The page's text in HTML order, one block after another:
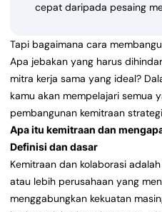
cepat daripada pesaing
Tapi bagaimana cara
Apa jebakan yang harus
mitra kerja sama yang ideal?
kamu akan mempelajari semua
pembangunan kemitraan
Apa itu kemitraan dan
Definisi dan dasar
Kemitraan dan kolaborasi
atau lebih perusahaan yang
menggabungkan kekuatan